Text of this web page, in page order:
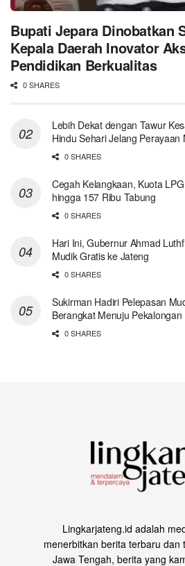
Bupati Jepara Dinobatkan
Kepala Daerah Inovator
Pendidikan Berkualitas
0 SHARES
Lebih Dekat dengan Tawur
Hindu Sehari Jelang Perayaan
0 SHARES
Cegah Kelangkaan, Kuota
hingga 157 Ribu Tabung
0 SHARES
Hari Ini, Gubernur Ahmad
Mudik Gratis ke Jateng
0 SHARES
Sukirman Hadiri Pelepasan
Berangkat Menuju Pekalongan
0 SHARES
Lingkarjateng.id adalah
menerbitkan berita terbaru dan
Jawa Tengah, berita yang